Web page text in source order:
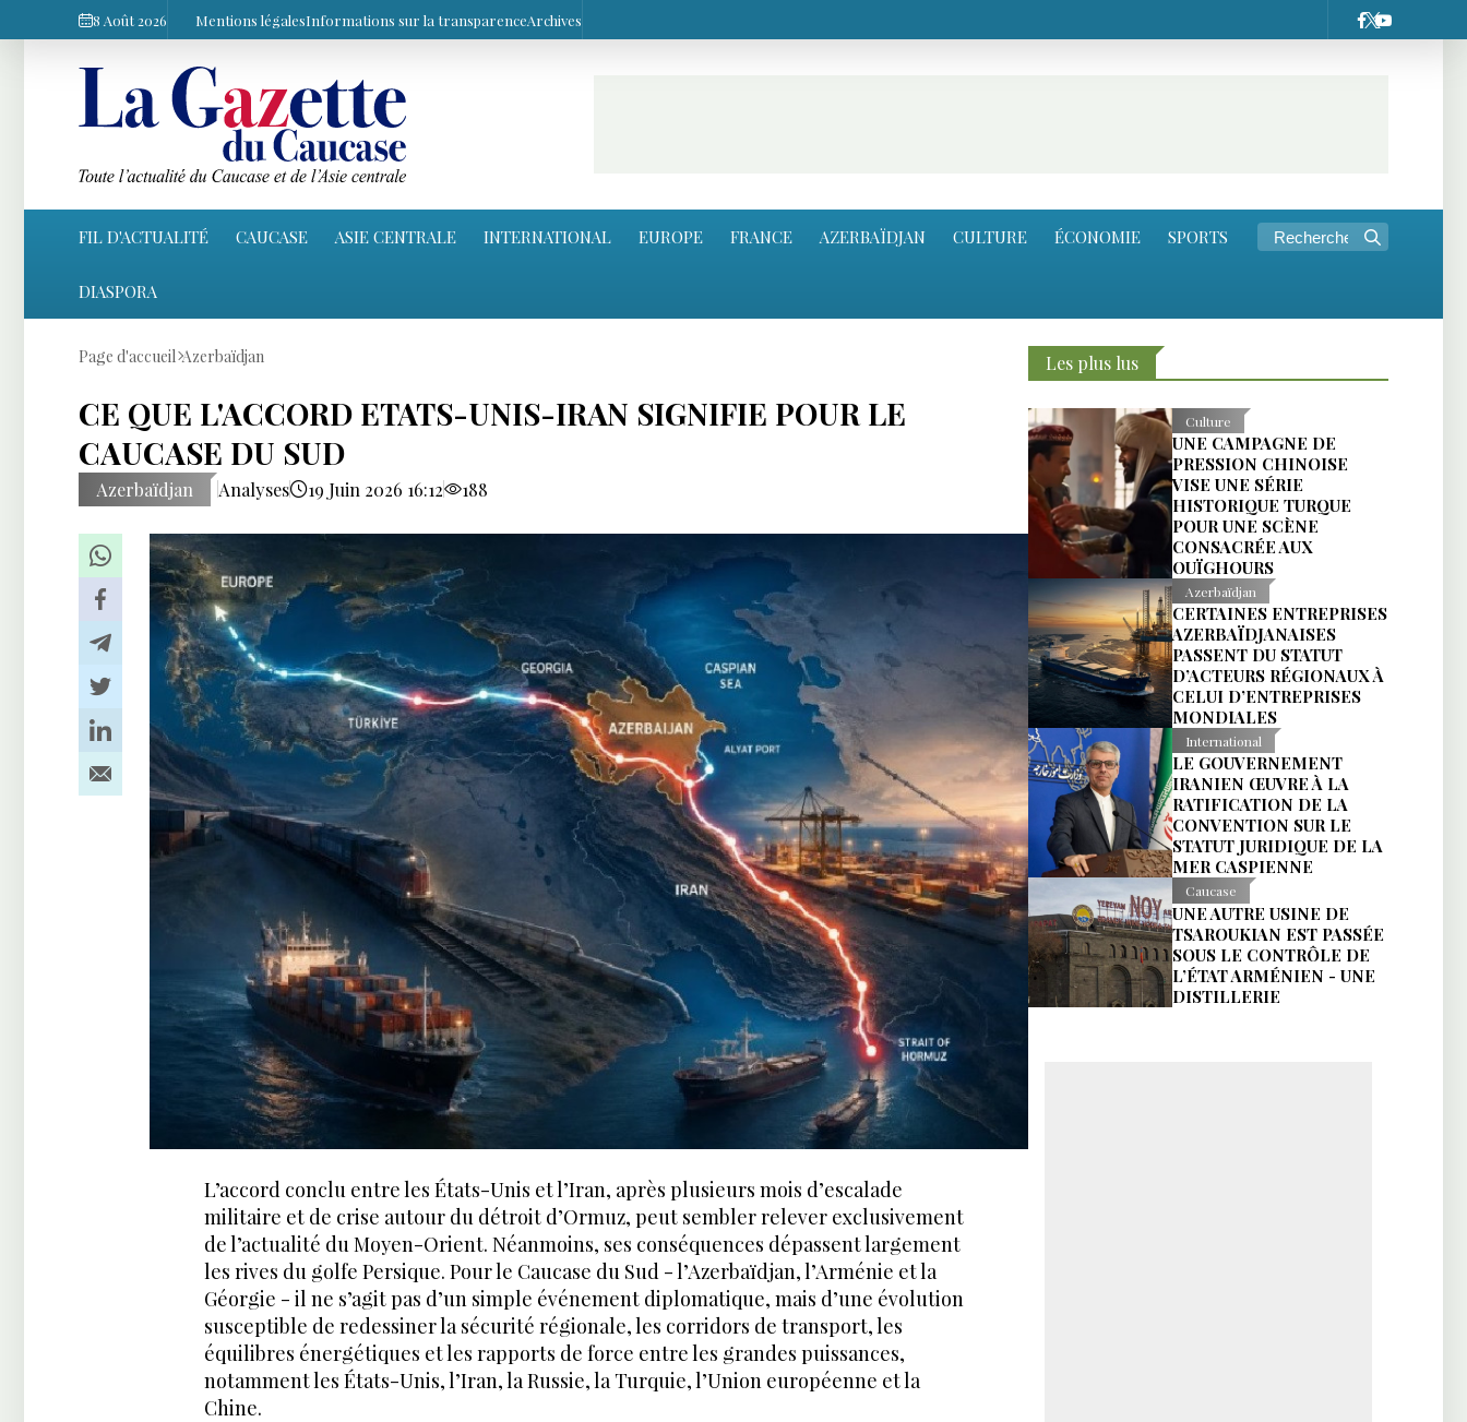
8 Août 2026 Mentions légalesInformations sur la transparenceArchives
FIL D'ACTUALITÉ CAUCASE ASIE CENTRALE INTERNATIONAL EUROPE FRANCE AZERBAÏDJAN CULTURE ÉCONOMIE SPORTS
DIASPORA
Page d'accueil Azerbaïdjan
CE QUE L'ACCORD ETATS-UNIS-IRAN SIGNIFIE POUR LE
CAUCASE DU SUD
Azerbaïdjan Analyses 19 Juin 2026 16:12 188
L’accord conclu entre les États-Unis et l’Iran, après plusieurs mois d’escalade
militaire et de crise autour du détroit d’Ormuz, peut sembler relever exclusivement
de l’actualité du Moyen-Orient. Néanmoins, ses conséquences dépassent largement
les rives du golfe Persique. Pour le Caucase du Sud - l’Azerbaïdjan, l’Arménie et la
Géorgie - il ne s’agit pas d’un simple événement diplomatique, mais d’une évolution
susceptible de redessiner la sécurité régionale, les corridors de transport, les
équilibres énergétiques et les rapports de force entre les grandes puissances,
notamment les États-Unis, l’Iran, la Russie, la Turquie, l’Union européenne et la
Chine.
Les plus lus
Culture
UNE CAMPAGNE DE
PRESSION CHINOISE
VISE UNE SÉRIE
HISTORIQUE TURQUE
POUR UNE SCÈNE
CONSACRÉE AUX
OUÏGHOURS
Azerbaïdjan
CERTAINES ENTREPRISES
AZERBAÏDJANAISES
PASSENT DU STATUT
D’ACTEURS RÉGIONAUX À
CELUI D’ENTREPRISES
MONDIALES
International
LE GOUVERNEMENT
IRANIEN ŒUVRE À LA
RATIFICATION DE LA
CONVENTION SUR LE
STATUT JURIDIQUE DE LA
MER CASPIENNE
Caucase
UNE AUTRE USINE DE
TSAROUKIAN EST PASSÉE
SOUS LE CONTRÔLE DE
L’ÉTAT ARMÉNIEN - UNE
DISTILLERIE